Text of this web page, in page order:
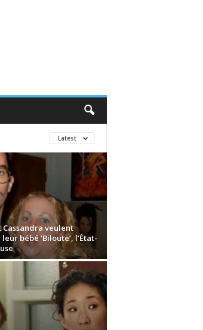
Latest
Cassandra veulent
bébé ‘Biloute’, l’État-